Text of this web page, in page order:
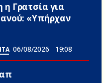
Γρατσία για
«Υπήρχαν
06/08/2026 19:08